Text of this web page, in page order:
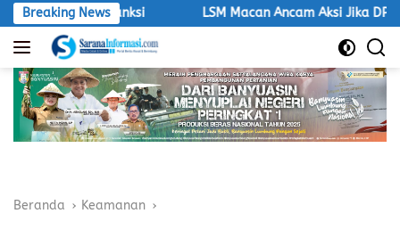
Langsung
ke
konten
Breaking News
Sanksi LSM Macan Ancam Aksi Jika DPRD PALI Tetap
Beranda Keamanan